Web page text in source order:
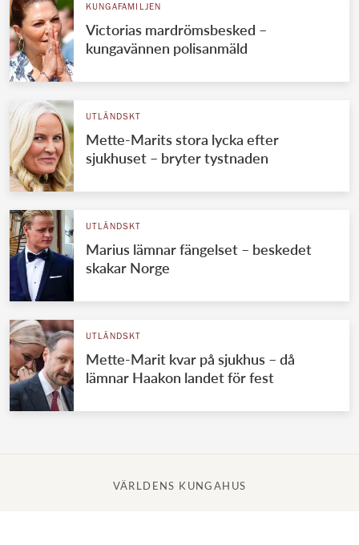
KUNGAFAMILJEN
Victorias mardrömsbesked –
kungavännen polisanmäld
UTLÄNDSKT
Mette-Marits stora lycka efter
sjukhuset – bryter tystnaden
UTLÄNDSKT
Marius lämnar fängelset – beskedet
skakar Norge
UTLÄNDSKT
Mette-Marit kvar på sjukhus – då
lämnar Haakon landet för fest
VÄRLDENS KUNGAHUS